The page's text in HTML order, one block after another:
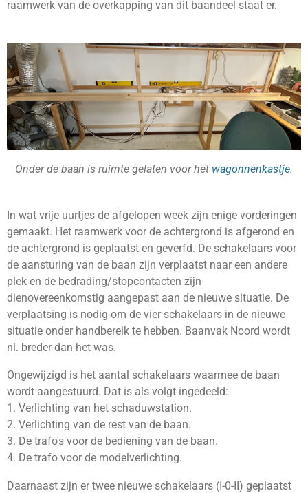
raamwerk van de overkapping van dit baandeel staat er.
Onder de baan is ruimte gelaten voor het wagonnenkastje.
In wat vrije uurtjes de afgelopen week zijn enige vorderingen
gemaakt. Het raamwerk voor de achtergrond is afgerond en
de achtergrond is geplaatst en geverfd. De schakelaars voor
de aansturing van de baan zijn verplaatst naar een andere
plek en de bedrading/stopcontacten zijn
dienovereenkomstig aangepast aan de nieuwe situatie. De
verplaatsing is nodig om de vier schakelaars in de nieuwe
situatie onder handbereik te hebben. Baanvak Noord wordt
nl. breder dan het was.
Ongewijzigd is het aantal schakelaars waarmee de baan
wordt aangestuurd. Dat is als volgt ingedeeld:
1. Verlichting van het schaduwstation.
2. Verlichting van de rest van de baan.
3. De trafo's voor de bediening van de baan.
4. De trafo voor de modelverlichting.
Daarnaast zijn er twee nieuwe schakelaars (I-0-II) geplaatst